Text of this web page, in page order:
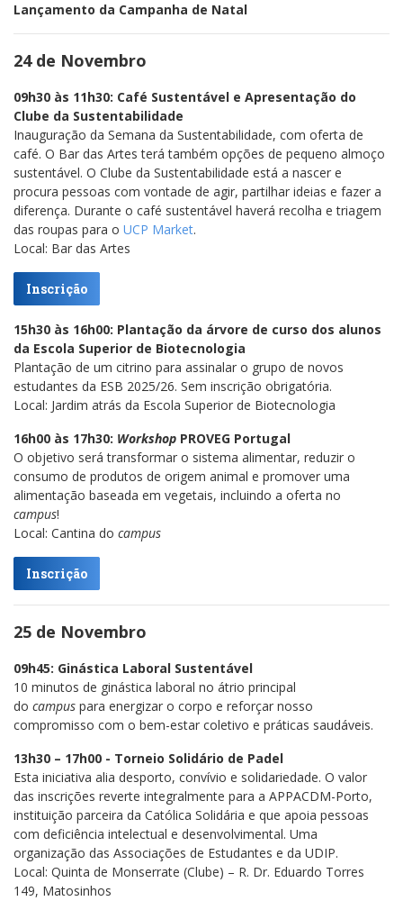
Lançamento da Campanha de Natal
24 de Novembro
09h30 às 11h30: Café Sustentável e Apresentação do
Clube da Sustentabilidade
Inauguração da Semana da Sustentabilidade, com oferta de
café. O Bar das Artes terá também opções de pequeno almoço
sustentável. O Clube da Sustentabilidade está a nascer e
procura pessoas com vontade de agir, partilhar ideias e fazer a
diferença. Durante o café sustentável haverá recolha e triagem
das roupas para o UCP Market.
Local: Bar das Artes
Inscrição
15h30 às 16h00: Plantação da árvore de curso dos alunos
da Escola Superior de Biotecnologia
Plantação de um citrino para assinalar o grupo de novos
estudantes da ESB 2025/26. Sem inscrição obrigatória.
Local: Jardim atrás da Escola Superior de Biotecnologia
16h00 às 17h30: Workshop PROVEG Portugal
O objetivo será transformar o sistema alimentar, reduzir o
consumo de produtos de origem animal e promover uma
alimentação baseada em vegetais, incluindo a oferta no
campus!
Local: Cantina do campus
Inscrição
25 de Novembro
09h45: Ginástica Laboral Sustentável
10 minutos de ginástica laboral no átrio principal
do campus para energizar o corpo e reforçar nosso
compromisso com o bem-estar coletivo e práticas saudáveis.
13h30 – 17h00 - Torneio Solidário de Padel
Esta iniciativa alia desporto, convívio e solidariedade. O valor
das inscrições reverte integralmente para a APPACDM-Porto,
instituição parceira da Católica Solidária e que apoia pessoas
com deficiência intelectual e desenvolvimental. Uma
organização das Associações de Estudantes e da UDIP.
Local: Quinta de Monserrate (Clube) – R. Dr. Eduardo Torres
149, Matosinhos